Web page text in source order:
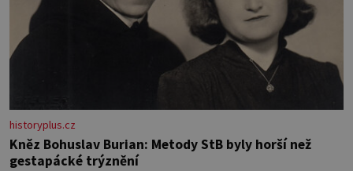
historyplus.cz
Kněz Bohuslav Burian: Metody StB byly horší než
gestapácké trýznění